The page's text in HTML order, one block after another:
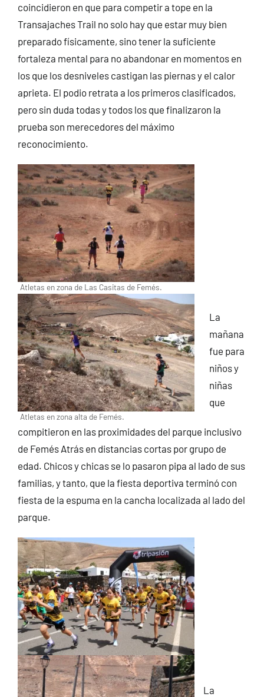
coincidieron en que para competir a tope en la
Transajaches Trail no solo hay que estar muy bien
preparado físicamente, sino tener la suficiente
fortaleza mental para no abandonar en momentos en
los que los desniveles castigan las piernas y el calor
aprieta. El podio retrata a los primeros clasificados,
pero sin duda todas y todos los que finalizaron la
prueba son merecedores del máximo
reconocimiento.
Atletas en zona de Las Casitas de Femés.
Atletas en zona alta de Femés.
La
mañana
fue para
niños y
niñas
que
compitieron en las proximidades del parque inclusivo
de Femés Atrás en distancias cortas por grupo de
edad. Chicos y chicas se lo pasaron pipa al lado de sus
familias, y tanto, que la fiesta deportiva terminó con
fiesta de la espuma en la cancha localizada al lado del
parque.
La